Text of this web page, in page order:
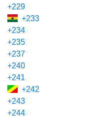
+229
+233
+234
+235
+237
+240
+241
+242
+243
+244